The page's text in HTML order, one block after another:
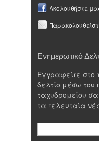
Ακολουθήστε
Ενημερωτικό
Εγγραφείτε στο
δελτίο μέσω του
ταχυδρομείου
τα τελευταία